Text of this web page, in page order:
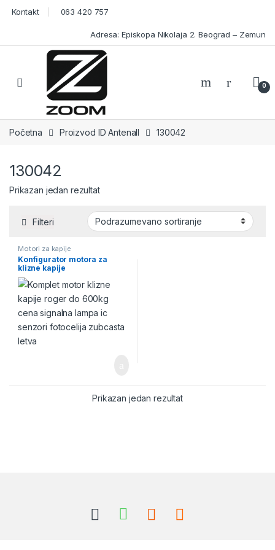
Skip to navigation
Skip to content
Kontakt 063 420 757
Adresa: Episkopa Nikolaja 2. Beograd – Zemun
Open 0
Početna Proizvod ID Antenall 130042
130042
Prikazan jedan rezultat
Filteri
Motori za kapije
Konfigurator motora za
klizne kapije
Prikazan jedan rezultat